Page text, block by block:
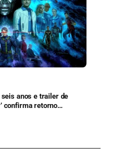
anos e trailer de
confirma retorno